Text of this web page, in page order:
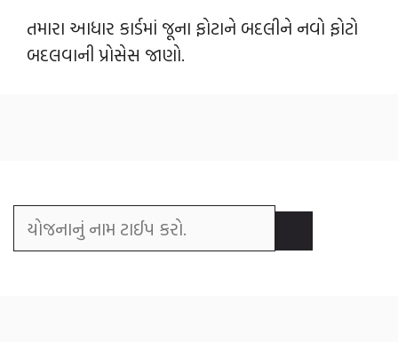
તમારા આધાર કાર્ડમાં જૂના ફોટાને બદલીને નવો ફોટો
બદલવાની પ્રોસેસ જાણો.